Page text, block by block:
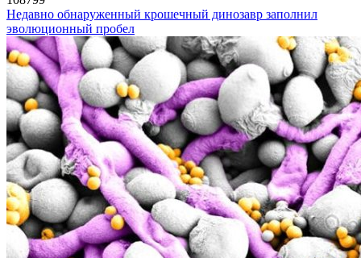
Недавно обнаруженный крошечный динозавр заполнил
эволюционный пробел